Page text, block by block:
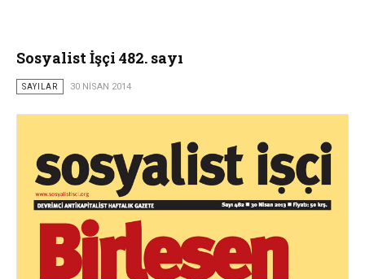
Sosyalist İşçi 482. sayı
SAYILAR 30 NISAN 2014